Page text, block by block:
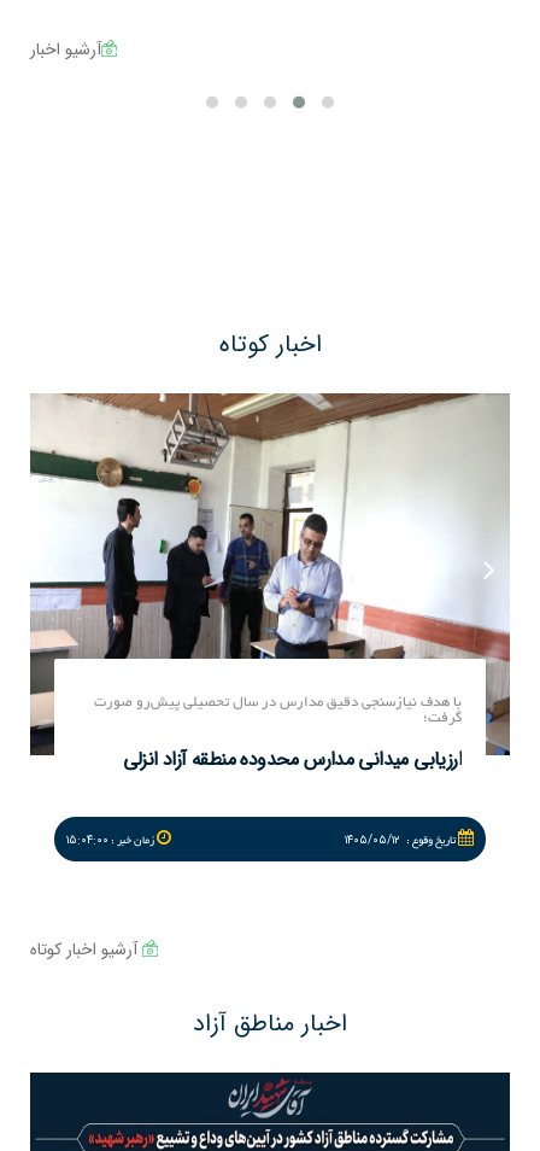
آرشیو اخبار
اخبار کوتاه
با هدف تربیت راهبران توسعه جوامع محلی؛
برگزاری رویداد «پرورش منتور» در منطقه آزاد انزلی
۱۷:۲۷:۰۰
آرشیو اخبار کوتاه
اخبار مناطق آزاد